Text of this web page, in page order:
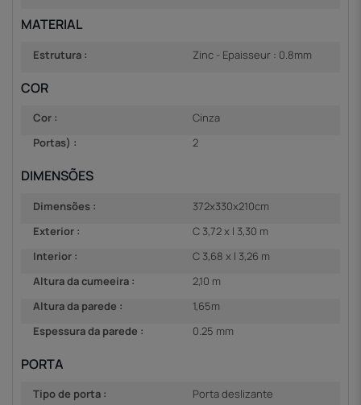
MATERIAL
Estrutura : Zinc - Epaisseur : 0.8mm
COR
Cor :
Cinza
Portas) :
2
DIMENSÕES
Dimensões :
372x330x210cm
Exterior :
C 3,72 x l 3,30 m
Interior :
C 3,68 x l 3,26 m
Altura da cumeeira :
2,10 m
Altura da parede :
1,65m
Espessura da parede :
0.25 mm
PORTA
Tipo de porta : Porta deslizante